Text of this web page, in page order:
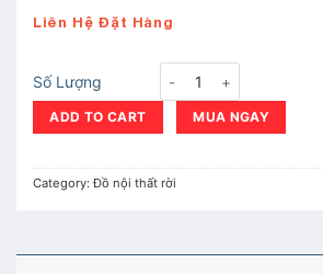
Liên Hệ Đặt Hàng
Số Lượng Bàn Làm Việc 02 quantity
ADD TO CART MUA NGAY
Category:Đồ nội thất rời